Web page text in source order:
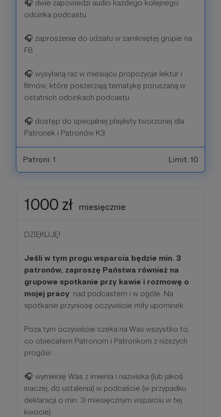
🎧 dwie zapowiedzi audio każdego kolejnego
odcinka podcastu
🎧 zaproszenie do udziału w zamkniętej grupie na
FB
🎧 wysyłaną raz w miesiącu propozycje lektur i
filmów, które poszerzają tematykę poruszaną w
ostatnich odcinkach podcastu
🎧 dostęp do specjalnej playlisty tworzonej dla
Patronek i Patronów K3
Patroni: 1 Limit: 10
1000 zł miesięcznie
DZIĘKUJĘ!
Jeśli w tym progu wsparcia będzie min. 3
patronów, zaproszę Państwa również na
grupowe spotkanie przy kawie i rozmowę o
mojej pracy: nad podcastem i w ogóle. Na
spotkanie przyniosę oczywiście miły upominek.
Poza tym oczywiście czeka na Was wszystko to,
co obiecałem Patronom i Patronkom z niższych
progów:
🎧 wymienię Was z imienia i nazwiska (lub jakoś
inaczej, do ustalenia) w podcaście (w przypadku
deklaracji o min. 3-miesięcznym wsparciu w tej
kwocie)